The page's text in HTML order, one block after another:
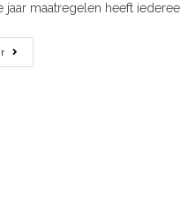
jaar maatregelen heeft